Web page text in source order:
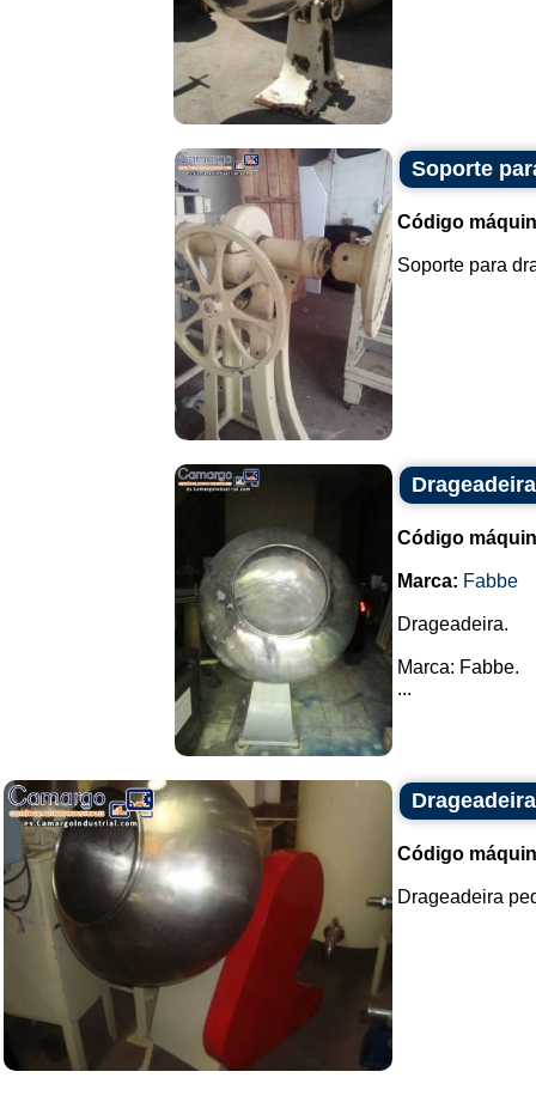
Soporte
Código
Soporte para
Código
Marca: Fabbe
Drageadeira.
Marca: Fabbe.
...
Código
Drageadeira